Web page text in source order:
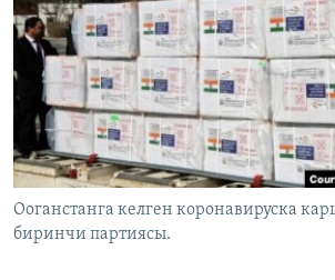
ЭЖЕ-СИҢДИЛЕР
АЗАТТЫК+
ЫҢГАЙСЫЗ СУРООЛОР
ОНЛАЙН ШЕРИНЕ
ЭЕ/АРнун бардык сайттары
Ооганстанга келген коронавируска
биринчи партиясы.